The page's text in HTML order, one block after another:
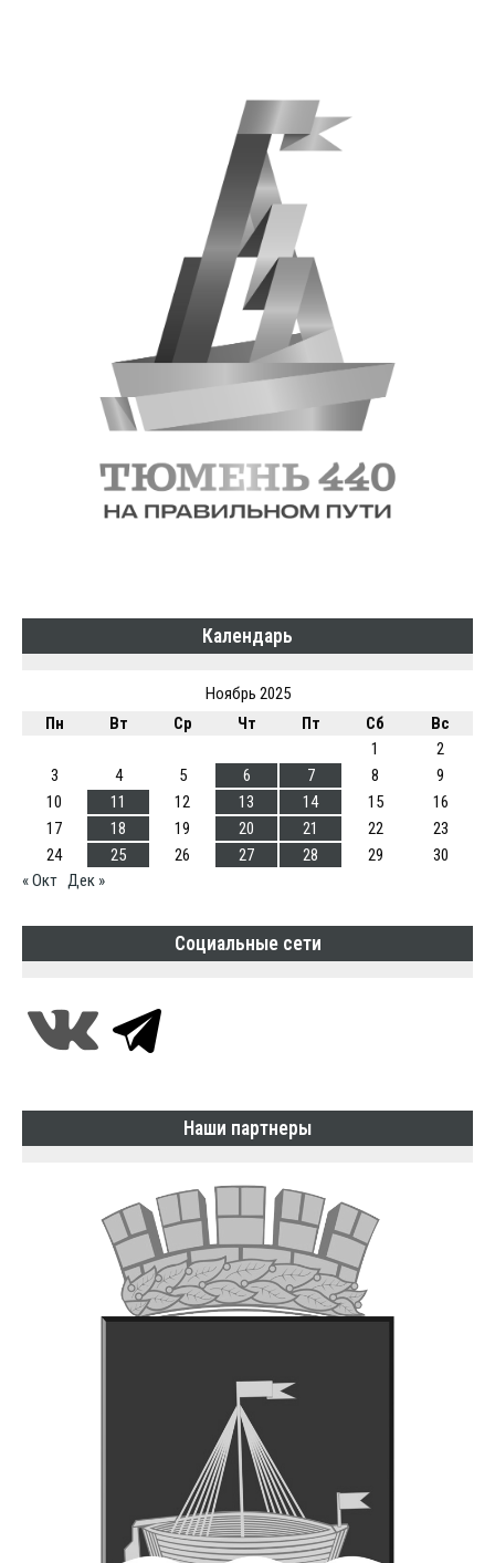
Календарь
Ноябрь 2025
Пн
Вт Ср Чт Пт Сб
Вс
1
2
3
4 5 6 7 8
9
10
11 12 13 14 15
16
17
18 19 20 21 22
23
24
25 26 27 28 29
30
« Окт Дек »
Социальные сети
Наши партнеры